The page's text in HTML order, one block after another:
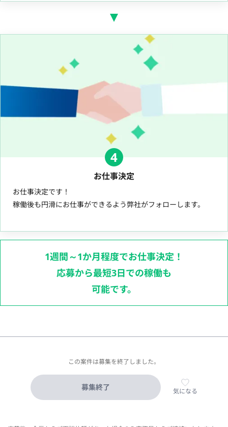
4
お仕事決定
お仕事決定です！
稼働後も円滑にお仕事ができるよう弊社がフォローします。
1週間～1か月程度でお仕事決定！
応募から最短3日での稼働も
可能です。
この案件は募集を終了しました。
募集終了 気になる